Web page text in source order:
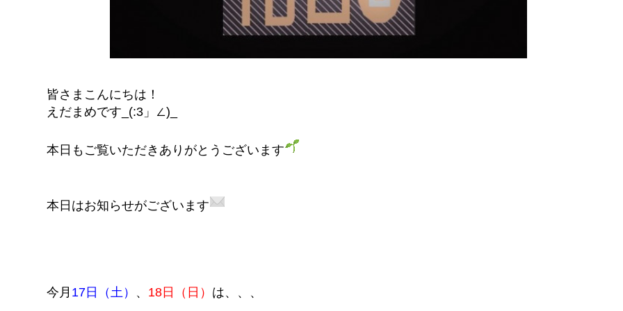
皆さまこんにちは！
えだまめです_(:3」∠)_
本日もご覧いただきありがとうございます
本日はお知らせがございます
今月 17日（土） 、 18日（日） は、、、